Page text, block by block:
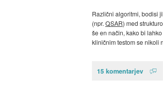
Različni algoritmi, bodisi
(npr. QSAR) med
še en način, kako bi
kliničnim testom se nikoli
15 komentarjev